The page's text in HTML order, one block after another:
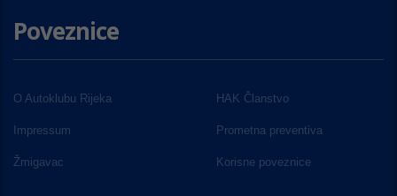
Poveznice
O Autoklubu Rijeka HAK Članstvo
Impressum Prometna preventiva
Žmigavac Korisne poveznice